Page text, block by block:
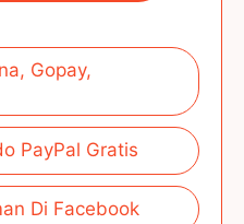
Gopay,
PayPal Gratis
Di Facebook